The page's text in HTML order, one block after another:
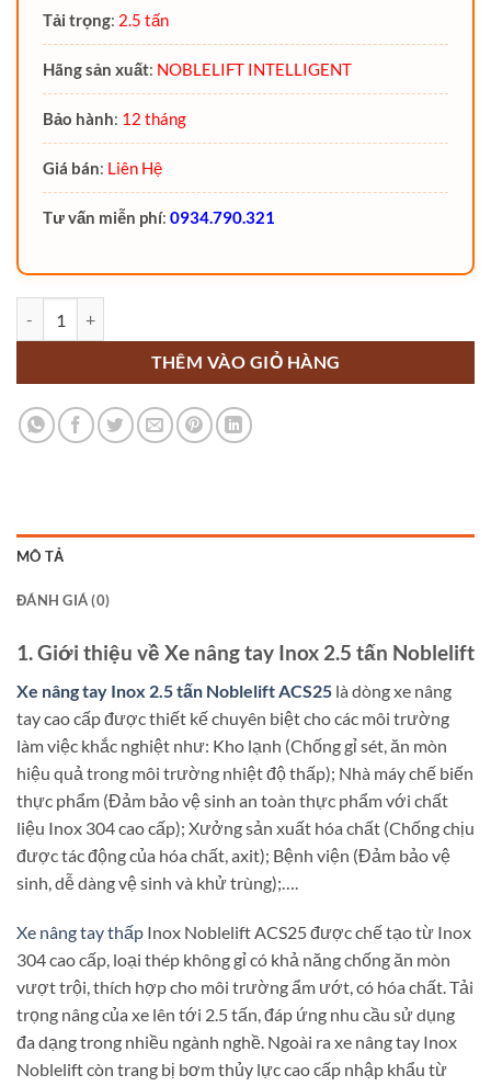
Tải trọng: 2.5 tấn
Hãng sản xuất: NOBLELIFT INTELLIGENT
Bảo hành: 12 tháng
Giá bán: Liên Hệ
Tư vấn miễn phí: 0934.790.321
THÊM VÀO GIỎ HÀNG
MÔ TẢ
ĐÁNH GIÁ (0)
1. Giới thiệu về Xe nâng tay Inox 2.5 tấn Noblelift
Xe nâng tay Inox 2.5 tấn Noblelift ACS25 là dòng xe nâng
tay cao cấp được thiết kế chuyên biệt cho các môi trường
làm việc khắc nghiệt như: Kho lạnh (Chống gỉ sét, ăn mòn
hiệu quả trong môi trường nhiệt độ thấp); Nhà máy chế biến
thực phẩm (Đảm bảo vệ sinh an toàn thực phẩm với chất
liệu Inox 304 cao cấp); Xưởng sản xuất hóa chất (Chống chịu
được tác động của hóa chất, axit); Bệnh viện (Đảm bảo vệ
sinh, dễ dàng vệ sinh và khử trùng);….
Xe nâng tay thấp Inox Noblelift ACS25 được chế tạo từ Inox
304 cao cấp, loại thép không gỉ có khả năng chống ăn mòn
vượt trội, thích hợp cho môi trường ẩm ướt, có hóa chất. Tải
trọng nâng của xe lên tới 2.5 tấn, đáp ứng nhu cầu sử dụng
đa dạng trong nhiều ngành nghề. Ngoài ra xe nâng tay Inox
Noblelift còn trang bị bơm thủy lực cao cấp nhập khẩu từ